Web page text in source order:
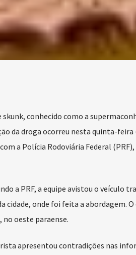
skunk, conhecido como a
da droga ocorreu nesta quinta-feira
a Polícia Rodoviária Federal
a PRF, a equipe avistou o veículo
cidade, onde foi feita a abordagem.
oeste paraense.
apresentou contradições nas